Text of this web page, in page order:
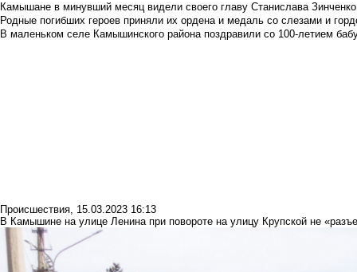
Камышане в минувший месяц видели своего главу Станислава Зинченко
Родные погибших героев приняли их ордена и медаль со слезами и
В маленьком селе Камышинского района поздравили со 100-летием
Происшествия, 15.03.2023 16:13
В Камышине на улице Ленина при повороте на улицу Крупской не